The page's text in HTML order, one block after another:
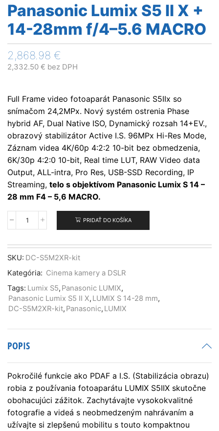
Panasonic Lumix S5 II X +
14-28mm f/4–5.6 MACRO
2,868.98 €
2,332.50 € bez DPH
Full Frame video fotoaparát Panasonic S5IIx so
snímačom 24,2MPx. Nový systém ostrenia Phase
hybrid AF, Dual Native ISO, Dynamický rozsah 14+EV.,
obrazový stabilizátor Active I.S. 96MPx Hi-Res Mode,
Záznam videa 4K/60p 4:2:2 10-bit bez obmedzenia,
6K/30p 4:2:0 10-bit, Real time LUT, RAW Video data
Output, ALL-intra, Pro Res, USB-SSD Recording, IP
Streaming, telo s objektívom Panasonic Lumix S 14 –
28 mm F4 – 5,6 MACRO.
množstvo
Lumix
S5
X
+
14-
28mm
5.6
PRIDAŤ DO KOŠÍKA
SKU: DC-S5M2XR-kit
Kategória: Cinema kamery a DSLR
Tags: Lumix S5, Panasonic LUMIX,
Panasonic Lumix S5 II X, LUMIX S 14-28 mm,
DC-S5M2XR-kit, Panasonic, LUMIX
POPIS
Pokročilé funkcie ako PDAF a I.S. (Stabilizácia obrazu)
robia z používania fotoaparátu LUMIX S5IIX skutočne
obohacujúci zážitok. Zachytávajte vysokokvalitné
fotografie a videá s neobmedzeným nahrávaním a
užívajte si zlepšenú mobilitu s touto kompaktnou